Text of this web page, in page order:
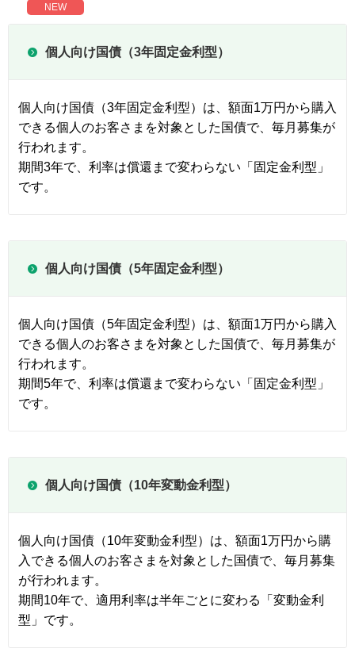
NEW
個人向け国債（3年固定金利型）
個人向け国債（3年固定金利型）は、額面1万円から購入
できる個人のお客さまを対象とした国債で、毎月募集が
行われます。
期間3年で、利率は償還まで変わらない「固定金利型」
です。
個人向け国債（5年固定金利型）
個人向け国債（5年固定金利型）は、額面1万円から購入
できる個人のお客さまを対象とした国債で、毎月募集が
行われます。
期間5年で、利率は償還まで変わらない「固定金利型」
です。
個人向け国債（10年変動金利型）
個人向け国債（10年変動金利型）は、額面1万円から購
入できる個人のお客さまを対象とした国債で、毎月募集
が行われます。
期間10年で、適用利率は半年ごとに変わる「変動金利
型」です。